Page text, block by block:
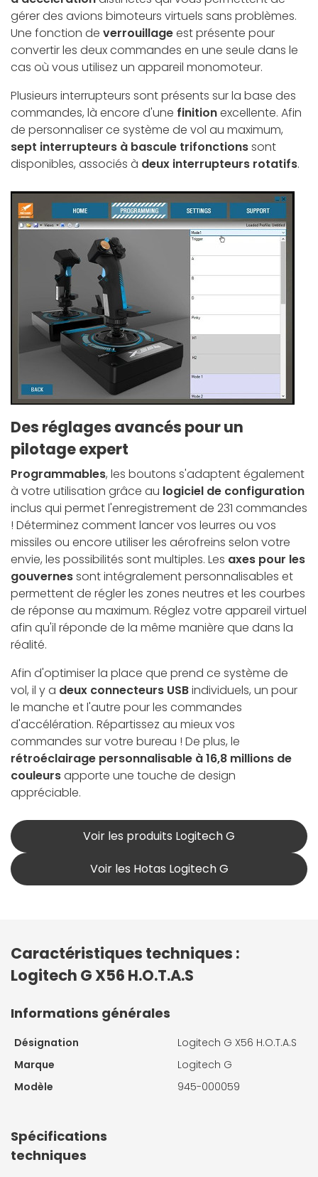
gérer des avions bimoteurs virtuels sans problèmes.
Une fonction de verrouillageest présente pour
convertir les deux commandes en une seule dans le
cas où vous utilisez un appareil monomoteur.
Plusieurs interrupteurs sont présents sur la base des
commandes, là encore d'une finitionexcellente. Afin
de personnaliser ce système de vol au maximum,
sept interrupteurs à bascule trifonctionssont
disponibles, associés à deux interrupteurs rotatifs.
Des réglages avancés pour un
pilotage expert
Programmables, les boutons s'adaptent également
à votre utilisation grâce au logiciel de configuration
inclus qui permet l'enregistrement de 231 commandes
! Déterminez comment lancer vos leurres ou vos
missiles ou encore utiliser les aérofreins selon votre
envie, les possibilités sont multiples. Les axes pour les
gouvernessont intégralement personnalisables et
permettent de régler les zones neutres et les courbes
de réponse au maximum. Réglez votre appareil virtuel
afin qu'il réponde de la même manière que dans la
réalité.
Afin d'optimiser la place que prend ce système de
vol, il y a deux connecteurs USBindividuels, un pour
le manche et l'autre pour les commandes
d'accélération. Répartissez au mieux vos
commandes sur votre bureau ! De plus, le
rétroéclairage personnalisable à 16,8 millions de
couleursapporte une touche de design
appréciable.
Voir les produits Logitech G
Voir les Hotas Logitech G
Caractéristiques techniques :
Logitech G X56 H.O.T.A.S
Informations générales
Désignation
Logitech G X56 H.O.T.A.S
Marque
Logitech G
Modèle
945-000059
Spécifications
techniques